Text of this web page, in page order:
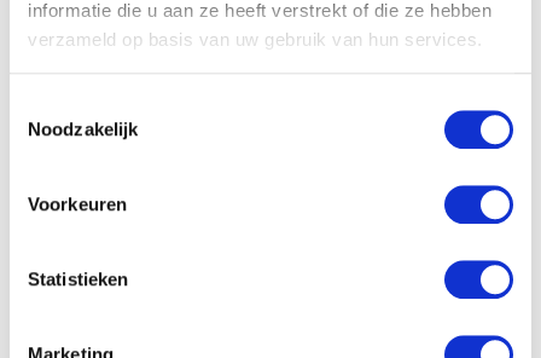
informatie die u aan ze heeft verstrekt of die ze hebben
verzameld op basis van uw gebruik van hun services.
Noodzakelijk
Voorkeuren
Statistieken